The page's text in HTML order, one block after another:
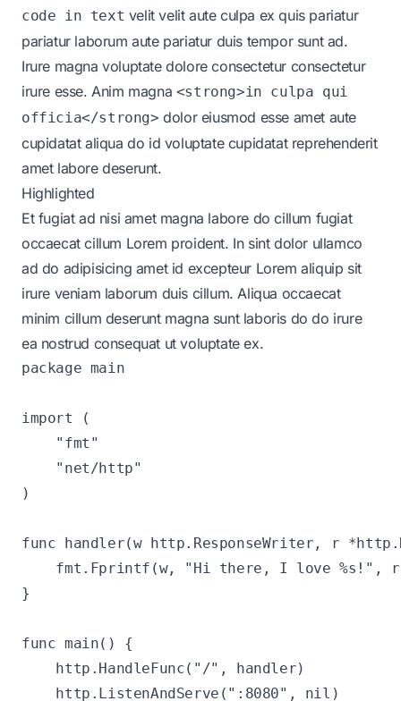
code in text velit velit aute culpa ex quis pariatur
pariatur laborum aute pariatur duis tempor sunt ad.
Irure magna voluptate dolore consectetur consectetur
irure esse. Anim magna <strong>in culpa qui
officia</strong> dolor eiusmod esse amet aute
cupidatat aliqua do id voluptate cupidatat reprehenderit
amet labore deserunt.
Highlighted
Et fugiat ad nisi amet magna labore do cillum fugiat
occaecat cillum Lorem proident. In sint dolor ullamco
ad do adipisicing amet id excepteur Lorem aliquip sit
irure veniam laborum duis cillum. Aliqua occaecat
minim cillum deserunt magna sunt laboris do do irure
ea nostrud consequat ut voluptate ex.
package main
import (
    "fmt"
    "net/http"
)
func handler(w http.ResponseWriter, r
fmt.Fprintf(w, "Hi there, I love %s!",
}
func main() {
    http.HandleFunc("/", handler)
    http.ListenAndServe(":8080", nil)